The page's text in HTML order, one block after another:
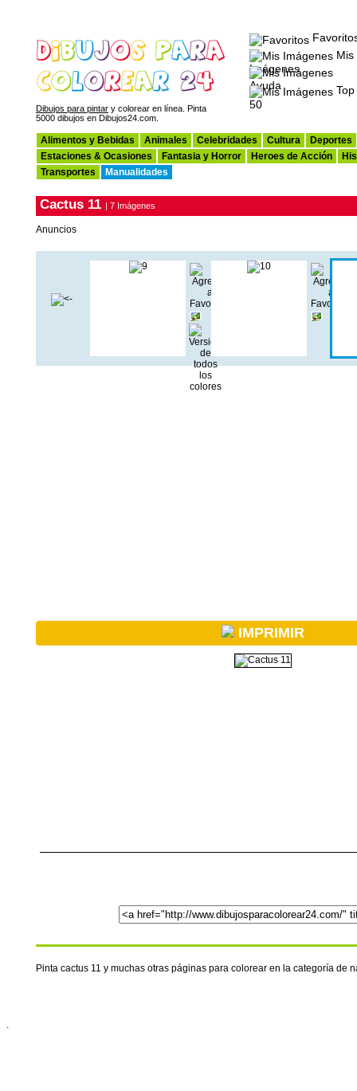
Dibujos para pintar y colorear en línea. Pinta
5000 dibujos en Dibujos24.com.
Mis
Imágenes
Ayuda
Top
50
Alimentos y Bebidas Animales Celebridades Cultura
Deportes
Estaciones & Ocasiones
Fantasia y Horror Heroes de Acción
Transportes
Manualidades
Cactus 11 | 7 Imágenes
Anuncios
IMPRIMIR
Pinta cactus 11 y muchas otras páginas para colorear en la categoría de
.